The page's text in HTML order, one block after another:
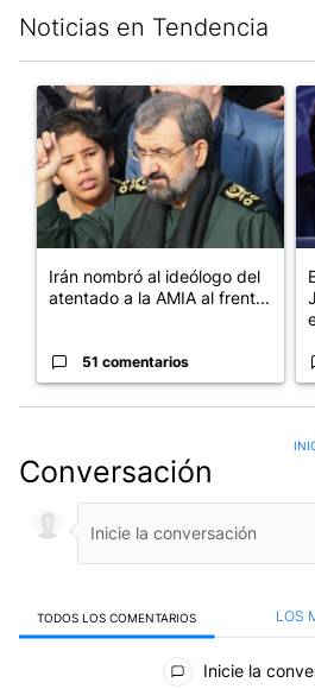
Noticias en Tendencia
Un artículo de tendencia con el
Irán nombró al ideólogo del
atentado a la AMIA al frent...
51 comentarios
Conversación
TODOS LOS COMENTARIOS LOS
Todos los comentarios
Inicie la